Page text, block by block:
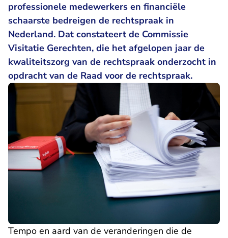
professionele medewerkers en financiële
schaarste bedreigen de rechtspraak in
Nederland. Dat constateert de Commissie
Visitatie Gerechten, die het afgelopen jaar de
kwaliteitszorg van de rechtspraak onderzocht in
opdracht van de Raad voor de rechtspraak.
Tempo en aard van de veranderingen die de